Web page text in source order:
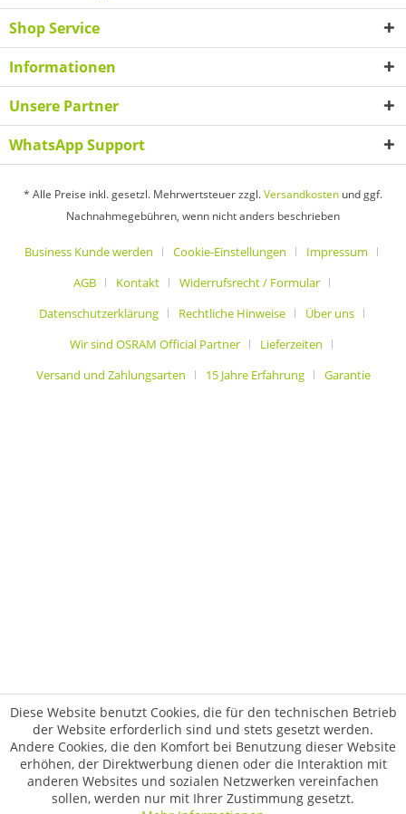
Shop Service
Informationen
Unsere Partner
WhatsApp Support
* Alle Preise inkl. gesetzl. Mehrwertsteuer zzgl.Versandkosten und ggf.
Nachnahmegebühren, wenn nicht anders beschrieben
Business Kunde werden Cookie-Einstellungen
Impressum
AGB
Kontakt
Widerrufsrecht / Formular
Datenschutzerklärung
Rechtliche Hinweise
Über uns
Wir sind OSRAM Official Partner
Lieferzeiten
Versand und Zahlungsarten
15 Jahre Erfahrung Garantie
Diese Website benutzt Cookies, die für den technischen Betrieb
der Website erforderlich sind und stets gesetzt werden.
Andere Cookies, die den Komfort bei Benutzung dieser Website
erhöhen, der Direktwerbung dienen oder die Interaktion mit
anderen Websites und sozialen Netzwerken vereinfachen
sollen, werden nur mit Ihrer Zustimmung gesetzt.